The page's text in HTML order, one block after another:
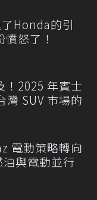
Honda的引
怒了！
！2025 年賓士
灣 SUV 市場的
電動策略轉向
與電動並行